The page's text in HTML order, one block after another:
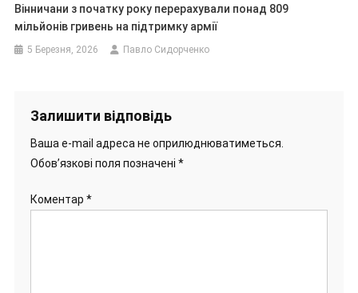
Вінничани з початку року перерахували понад 809
мільйонів гривень на підтримку армії
5 Березня, 2026 Павло Сидорченко
Залишити відповідь
Ваша e-mail адреса не оприлюднюватиметься.
Обов’язкові поля позначені *
Коментар *